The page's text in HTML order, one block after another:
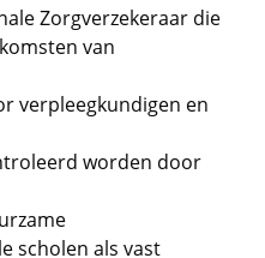
Zorgverzekeraar die
van
verpleegkundigen en
worden door
scholen als vast